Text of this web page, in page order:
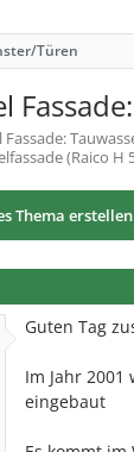
Türen
Fassade:
(Raico
Thema erstellen
Guten Tag
Im Jahr
eingebaut